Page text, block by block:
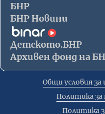
БНР
БНР Новини
Детското.БНР
Архивен фонд на
Общи условия за
Политика
Политика